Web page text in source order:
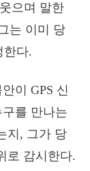
으며 말한
는 이미 당
한다.
이 GPS 신
를 만나는
지, 그가 당
로 감시한다.